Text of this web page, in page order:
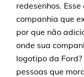
redesenhos.
companhia que
por que não
onde sua
logotipo da
pessoas que